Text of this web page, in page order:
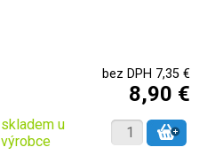
bez DPH 7,35 €
8,90 €
skladem u
výrobce